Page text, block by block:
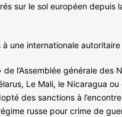
sur le sol européen depuis
une internationale
l’Assemblée générale des
Le Mali, le Nicaragua
des sanctions à
russe pour crime de